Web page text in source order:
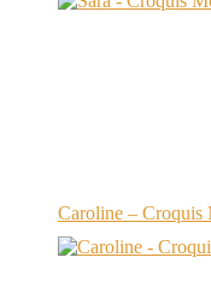
Caroline – Croquis